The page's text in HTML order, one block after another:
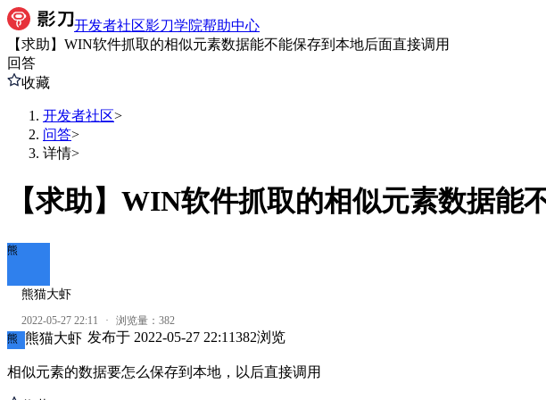
开发者社区影刀学院帮助中心
【求助】WIN软件抓取的相似元素数据能不能保存到本地后面直接调用
回答
收藏
开发者社区>
问答>
详情>
【求助】WIN软件抓取的相似元素数据能
熊
熊猫大虾
2022-05-27 22:11 · 浏览量： 382
熊
熊猫大虾 发布于 2022-05-27 22:11382浏览
相似元素的数据要怎么保存到本地，以后直接调用